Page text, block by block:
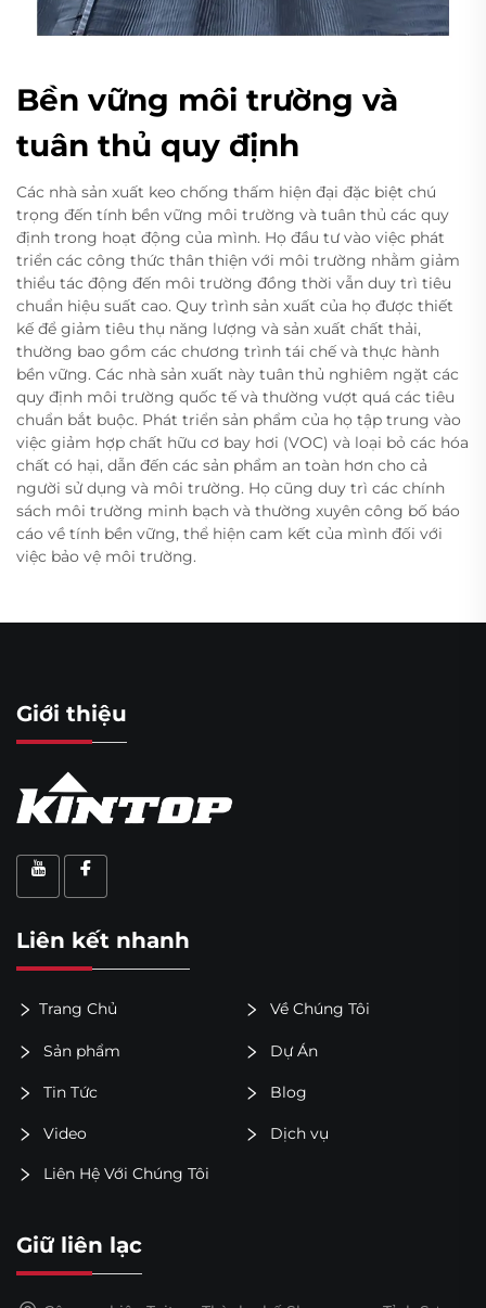
Bền vững môi trường và
tuân thủ quy định
Các nhà sản xuất keo chống thấm hiện đại đặc biệt chú
trọng đến tính bền vững môi trường và tuân thủ các quy
định trong hoạt động của mình. Họ đầu tư vào việc phát
triển các công thức thân thiện với môi trường nhằm giảm
thiểu tác động đến môi trường đồng thời vẫn duy trì tiêu
chuẩn hiệu suất cao. Quy trình sản xuất của họ được thiết
kế để giảm tiêu thụ năng lượng và sản xuất chất thải,
thường bao gồm các chương trình tái chế và thực hành
bền vững. Các nhà sản xuất này tuân thủ nghiêm ngặt các
quy định môi trường quốc tế và thường vượt quá các tiêu
chuẩn bắt buộc. Phát triển sản phẩm của họ tập trung vào
việc giảm hợp chất hữu cơ bay hơi (VOC) và loại bỏ các hóa
chất có hại, dẫn đến các sản phẩm an toàn hơn cho cả
người sử dụng và môi trường. Họ cũng duy trì các chính
sách môi trường minh bạch và thường xuyên công bố báo
cáo về tính bền vững, thể hiện cam kết của mình đối với
việc bảo vệ môi trường.
Giới thiệu
Liên kết nhanh
Trang Chủ Về Chúng Tôi
Sản phẩm Dự Án
Tin Tức Blog
Video Dịch vụ
Liên Hệ Với Chúng Tôi
Giữ liên lạc